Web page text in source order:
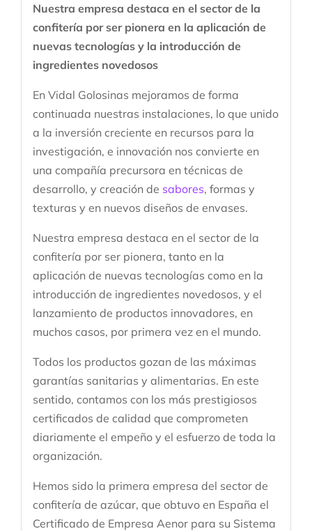
Nuestra empresa destaca en el sector de la
confitería por ser pionera en la aplicación de
nuevas tecnologías y la introducción de
ingredientes novedosos
En Vidal Golosinas mejoramos de forma
continuada nuestras instalaciones, lo que unido
a la inversión creciente en recursos para la
investigación, e innovación nos convierte en
una compañía precursora en técnicas de
desarrollo, y creación de sabores, formas y
texturas y en nuevos diseños de envases.
Nuestra empresa destaca en el sector de la
confitería por ser pionera, tanto en la
aplicación de nuevas tecnologías como en la
introducción de ingredientes novedosos, y el
lanzamiento de productos innovadores, en
muchos casos, por primera vez en el mundo.
Todos los productos gozan de las máximas
garantías sanitarias y alimentarias. En este
sentido, contamos con los más prestigiosos
certificados de calidad que comprometen
diariamente el empeño y el esfuerzo de toda la
organización.
Hemos sido la primera empresa del sector de
confitería de azúcar, que obtuvo en España el
Certificado de Empresa Aenor para su Sistema